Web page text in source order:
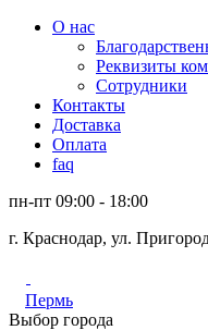
О нас
Реквизиты
Сотрудники
Контакты
Доставка
Оплата
faq
пн-пт 09:00 - 18:00
г. Краснодар, ул.
Пермь
Выбор города